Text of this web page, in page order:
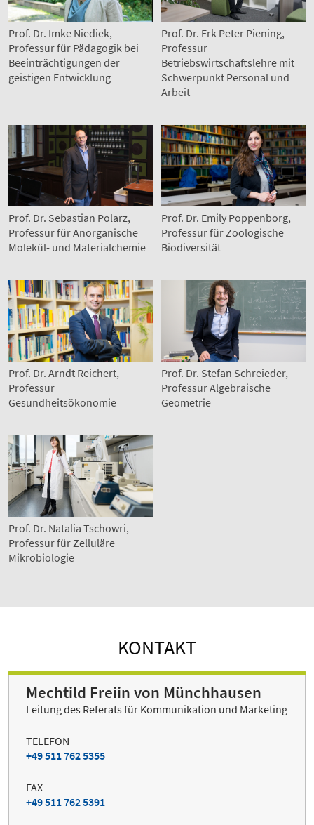
Prof. Dr. Imke Niediek,
Professur für Pädagogik bei
Beeinträchtigungen der
geistigen Entwicklung
Prof. Dr. Erk Peter Piening,
Professur
Betriebswirtschaftslehre mit
Schwerpunkt Personal und
Arbeit
Prof. Dr. Sebastian Polarz,
Professur für Anorganische
Molekül- und Materialchemie
Prof. Dr. Emily Poppenborg,
Professur für Zoologische
Biodiversität
Prof. Dr. Arndt Reichert,
Professur
Gesundheitsökonomie
Prof. Dr. Stefan Schreieder,
Professur Algebraische
Geometrie
Prof. Dr. Natalia Tschowri,
Professur für Zelluläre
Mikrobiologie
KONTAKT
Mechtild Freiin von Münchhausen
Leitung des Referats für Kommunikation und Marketing
TELEFON
+49 511 762 5355
FAX
+49 511 762 5391